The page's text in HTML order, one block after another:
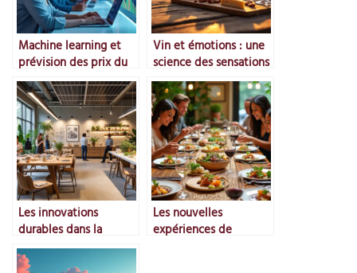
Machine learning et
prévision des prix du
marché
Vin et émotions : une
science des sensations
Les innovations
durables dans la
fabrication
d’accessoires
Les nouvelles
expériences de